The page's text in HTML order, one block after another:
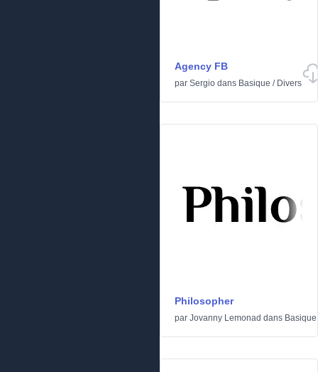
Agency FB
par Sergio dans Basique / Divers
Philosopher
par Jovanny Lemonad dans Basique